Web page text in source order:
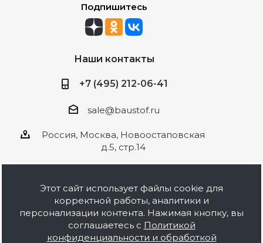
Подпишитесь
Наши контакты
+7 (495) 212-06-41
sale@baustof.ru
Россия, Москва, Новоостаповская
д.5, стр.14
2026 © ООО Баустов. Собственное
производство лакокрасочной продукции,
оптовая и розничная продажа строительных
Этот сайт использует файлы cookie для
корректной работы, аналитики и
персонализации контента. Нажимая кнопку, вы
соглашаетесь с Политикой
конфиденциальности и обработкой